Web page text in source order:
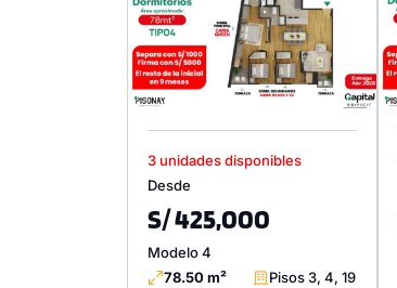
3 unidades disponibles
Desde
S/ 425,000
Modelo 4
78.50 m²
Pisos 3, 4, 19